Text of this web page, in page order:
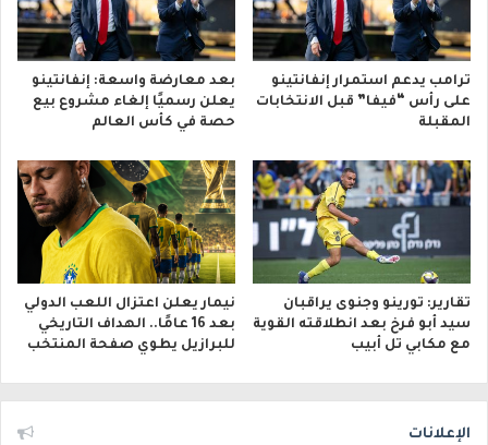
ترامب يدعم استمرار إنفانتينو
على رأس “فيفا” قبل الانتخابات
المقبلة
بعد معارضة واسعة: إنفانتينو
يعلن رسميًا إلغاء مشروع بيع
حصة في كأس العالم
تقارير: تورينو وجنوى يراقبان
سيد أبو فرخ بعد انطلاقته القوية
مع مكابي تل أبيب
نيمار يعلن اعتزال اللعب الدولي
بعد 16 عامًا.. الهداف التاريخي
للبرازيل يطوي صفحة المنتخب
الإعلانات